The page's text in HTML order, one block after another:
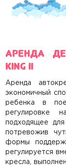
Аренда
King II
Аренда
экономичный
ребенка в
регулировке
подходящее
потревожив
формы
регулируется
кресла,